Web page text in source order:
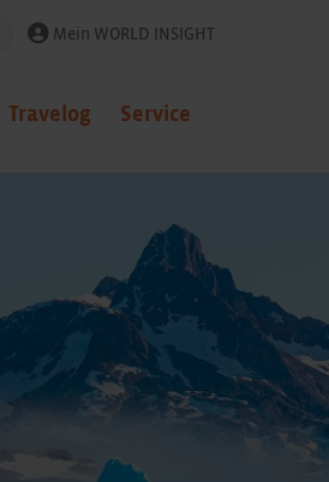
Mein WORLD INSIGHT
Travelog Service